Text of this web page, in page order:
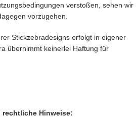
verstoßen, sehen wir
vorzugehen.
Stickzebradesigns erfolgt in eigener
übernimmt keinerlei Haftung für
Hinweise: